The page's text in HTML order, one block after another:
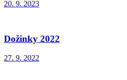
20. 9. 2023
Dožinky 2022
27. 9. 2022